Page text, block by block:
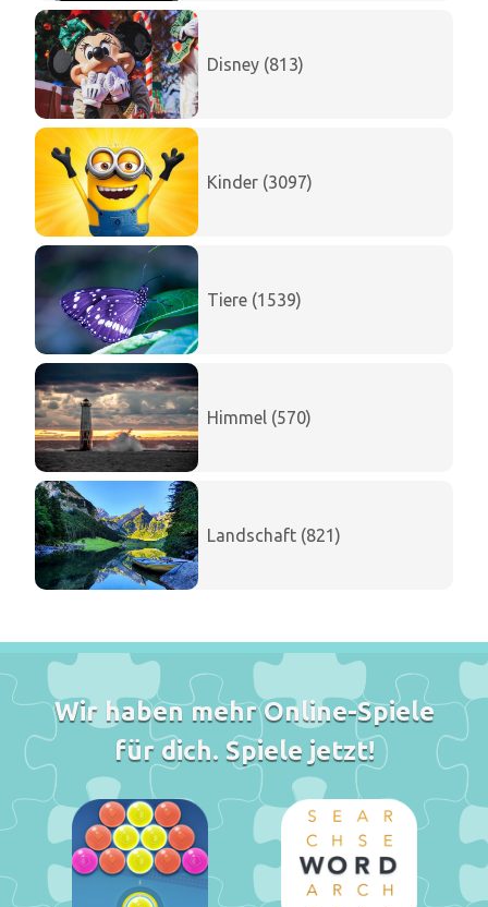
Disney (813)
Kinder (3097)
Tiere (1539)
Himmel (570)
Landschaft (821)
Wir haben mehr Online-Spiele
für dich. Spiele jetzt!